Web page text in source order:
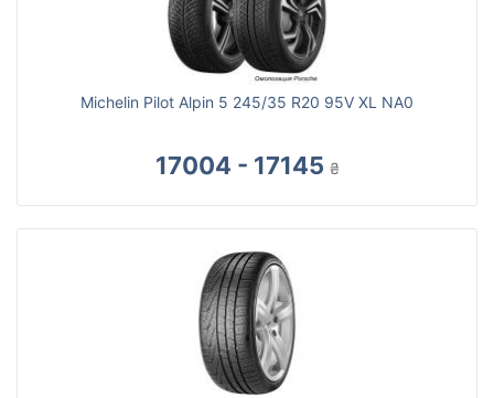
Michelin Pilot Alpin 5 245/35 R20 95V XL NA0
17004 - 17145 ₴